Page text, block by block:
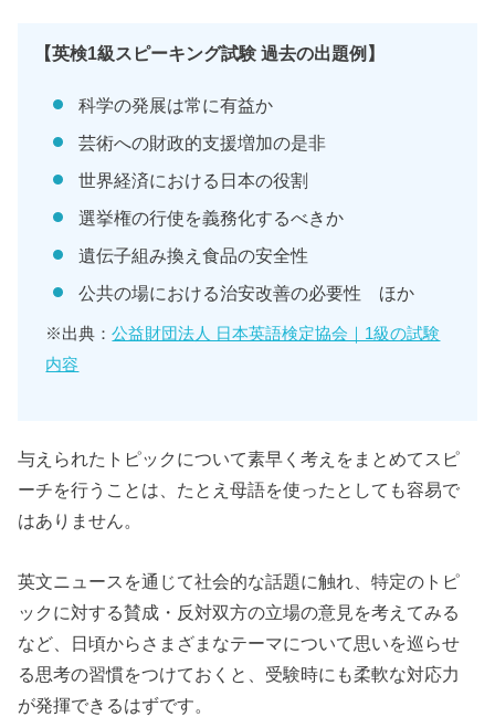
【英検1級スピーキング試験 過去の出題例】
科学の発展は常に有益か
芸術への財政的支援増加の是非
世界経済における日本の役割
選挙権の行使を義務化するべきか
遺伝子組み換え食品の安全性
公共の場における治安改善の必要性 ほか
※出典：公益財団法人 日本英語検定協会｜1級の試験
内容
与えられたトピックについて素早く考えをまとめてスピ
ーチを行うことは、たとえ母語を使ったとしても容易で
はありません。
英文ニュースを通じて社会的な話題に触れ、特定のトピ
ックに対する賛成・反対双方の立場の意見を考えてみる
など、日頃からさまざまなテーマについて思いを巡らせ
る思考の習慣をつけておくと、受験時にも柔軟な対応力
が発揮できるはずです。